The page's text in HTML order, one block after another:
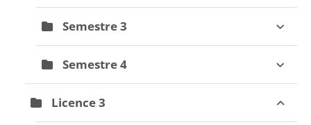
Semestre 3
Semestre 4
Licence 3